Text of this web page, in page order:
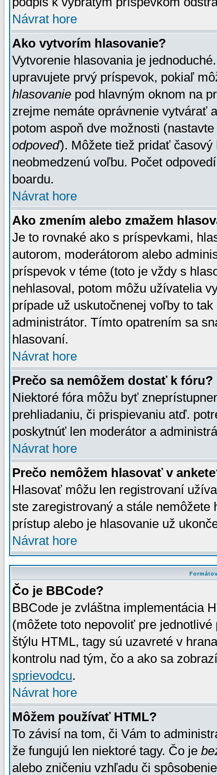
Návrat hore
Ako vytvorím hlasovanie?
Vytvorenie hlasovania je
upravujete prvý príspevok, pokiaľ
hlasovanie pod hlavným oknom na
zrejme nemáte oprávnenie vytvárať
potom aspoň dve možnosti
odpoveď). Môžete tiež pridať
neobmedzenú voľbu. Počet
boardu.
Návrat hore
Ako zmením alebo zmažem
Je to rovnaké ako s príspevkami,
autorom, moderátorom alebo
príspevok v téme (toto je vždy s
nehlasoval, potom môžu užívatelia
prípade už uskutočnenej voľby to
administrátor. Tímto opatrením sa
hlasovaní.
Návrat hore
Prečo sa nemôžem dostať k fóru?
Niektoré fóra môžu byť
prehliadaniu, či prispievaniu atď.
poskytnúť len moderátor a
Návrat hore
Prečo nemôžem hlasovať v
Hlasovať môžu len registrovaní
ste zaregistrovaný a stále
prístup alebo je hlasovanie už
Návrat hore
Čo je BBCode?
BBCode je zvláštna implementácia
(môžete toto nepovoliť pre
štýlu HTML, tagy sú uzavreté v
kontrolu nad tým, čo a ako sa
sprievodcu.
Návrat hore
Môžem používať HTML?
To závisí na tom, či Vám to
že fungujú len niektoré tagy. Čo je
alebo zničeniu vzhľadu či